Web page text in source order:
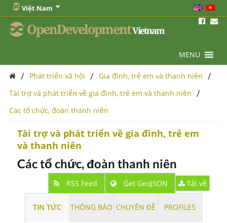
Việt Nam
OpenDevelopmentVietnam
MENU
/ Phát triển xã hội / Gia đình, trẻ em và thanh niên /
Tài trợ và phát triển về gia đình, trẻ em và thanh niên /
Các tổ chức, đoàn thanh niên
Tài trợ và phát triển về gia đình, trẻ em
và thanh niên
Các tổ chức, đoàn thanh niên
RSS Feed Get GeoJSON Tải về
TIN TỨC THÔNG BÁO CHUYÊN ĐỀ PROFILES